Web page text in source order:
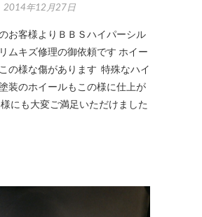
2014年12月27日
お客様よりＢＢＳハイパーシル
ムキズ修理の御依頼です ホイー
の様な傷があります 特殊なハイ
装のホイールもこの様に仕上が
にも大変ご満足いただけました